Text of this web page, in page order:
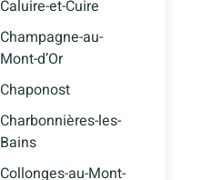
Caluire-et-Cuire
Champagne-au-
Mont-d’Or
Chaponost
Charbonnières-les-
Bains
Collonges-au-Mont-